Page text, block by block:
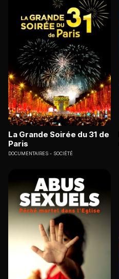
La Grande Soirée du 31 de
Paris
DOCUMENTAIRES SOCIÉTÉ